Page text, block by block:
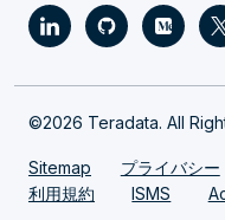
©2026 Teradata. All
Sitemap プライバシー
利用規約
ISMS